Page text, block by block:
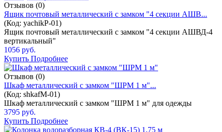
Отзывов (0)
Ящик почтовый металлический с замком "4 секции АШВ...
(Код: yachikP-01)
Ящик почтовый металлический с замком "4 секции АШВД-4
вертикальный"
1056 руб.
Купить Подробнее
Отзывов (0)
Шкаф металлический с замком "ШРМ 1 м"...
(Код: shkafM-01)
Шкаф металлический с замком "ШРМ 1 м" для одежды
3795 руб.
Купить Подробнее